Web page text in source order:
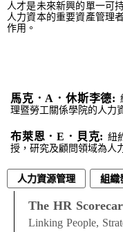
人才是未來新興的單一可
人力資本的重要資產管理
作用。
馬克．A．休斯李德:
理暨勞工關係學院的人力
布萊恩．E．貝克: 紐
授，研究及顧問領域為人
人力資源管理 組織
The HR
Linking People,